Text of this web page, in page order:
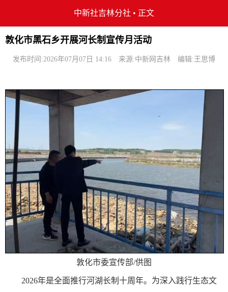
中新社吉林分社 • 正文
敦化市黑石乡开展河长制宣传月活动
发布时间:2026年07月07日 14:16 来源:中新网吉林 编辑:王思博
敦化市委宣传部/供图
2026年是全面推行河湖长制十周年。为深入践行生态文